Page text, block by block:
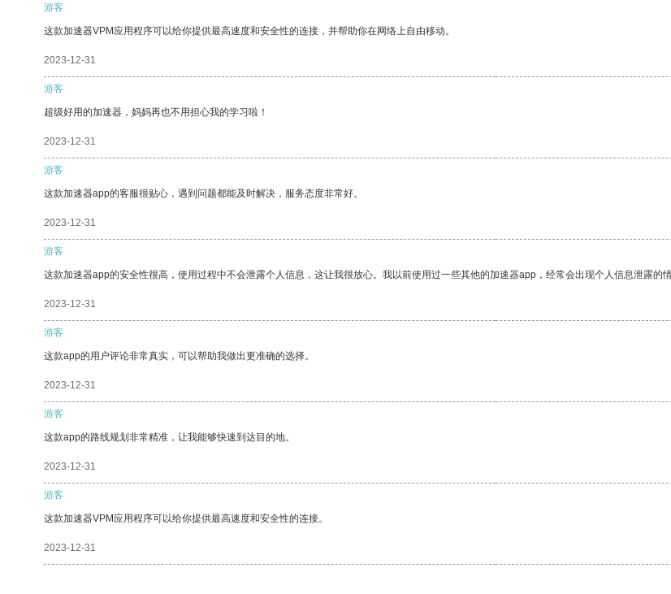
游客
这款加速器VPM应用程序可以给你提供最高速度和安全性的连接，并帮助你在网络上自由移动。
2023-12-31
游客
超级好用的加速器，妈妈再也不用担心我的学习啦！
2023-12-31
游客
这款加速器app的客服很贴心，遇到问题都能及时解决，服务态度非常好。
2023-12-31
游客
这款加速器app的安全性很高，使用过程中不会泄露个人信息，这让我很放心。我以前使用过一些其他的加速器app，经常会出现个人信息泄露的
2023-12-31
游客
这款app的用户评论非常真实，可以帮助我做出更准确的选择。
2023-12-31
游客
这款app的路线规划非常精准，让我能够快速到达目的地。
2023-12-31
游客
这款加速器VPM应用程序可以给你提供最高速度和安全性的连接。
2023-12-31